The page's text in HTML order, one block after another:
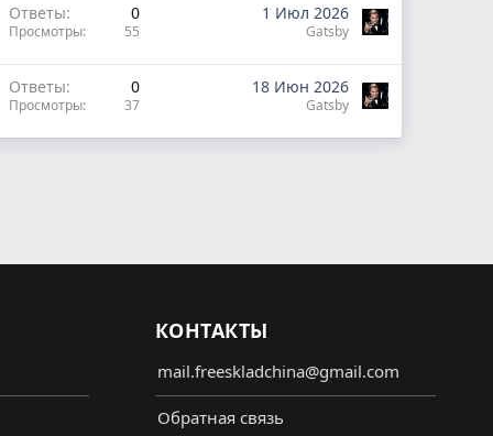
Ответы 0
Просмотры 55
1 Июл 2026
Gatsby
Ответы 0
Просмотры 37
18 Июн 2026
Gatsby
КОНТАКТЫ
mail.freeskladchina@gmail.com
Обратная связь